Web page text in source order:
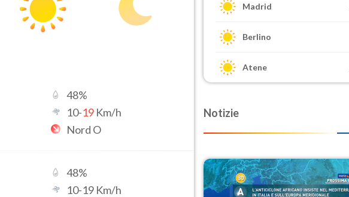
48%
10-19 Km/h
Nord O
48%
10-19 Km/h
Madrid
Berlino
Atene
Notizie